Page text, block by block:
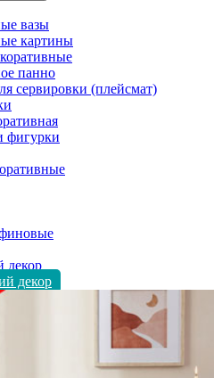
вазы
картины
панно
сервировки (плейсмат)
фигурки
декор
декор